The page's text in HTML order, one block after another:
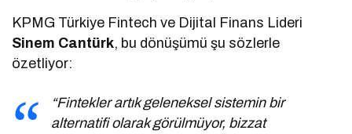
KPMG Türkiye Fintech ve Dijital Finans Lideri
Sinem Cantürk, bu dönüşümü şu sözlerle
özetliyor:
“Fintekler artık geleneksel sistemin bir
alternatifi olarak görülmüyor, bizzat